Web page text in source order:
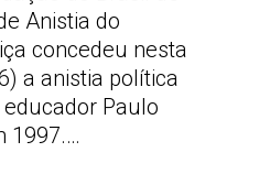
Anistia do
concedeu nesta
a anistia política
Paulo
1997.…